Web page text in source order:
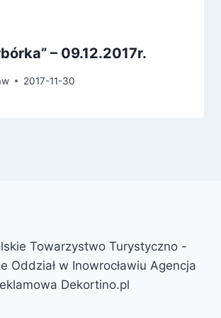
– 09.12.2017r.
2017-11-30
Towarzystwo Turystyczno -
Oddział w Inowrocławiu Agencja
Dekortino.pl